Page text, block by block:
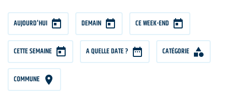
AUJOURD'HUI DEMAIN CE WEEK-END
CETTE SEMAINE A QUELLE DATE ? CATÉGORIE
COMMUNE